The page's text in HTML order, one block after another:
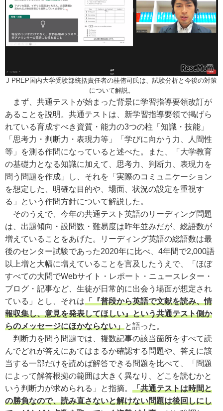
J PREP国内大学受験部統括責任者の桂侑司氏は、試験分析と今後の対策
について解説。
まず、共通テストが始まった背景に学習指導要領改訂が
あることを説明。共通テストは、新学習指導要領で掲げら
れている育成すべき資質・能力の3つの柱「知識・技能」
「思考力・判断力・表現力等」「学びに向かう力、人間性
等」を測る作問になっていると述べた。また、「大学教育
の基礎力となる知識に加えて、思考力、判断力、表現力を
問う問題を作成」し、それを「実際のコミュニケーション
を想定した、明確な目的や、場面、状況の設定を重視す
る」という作問方針について解説した。
そのうえで、今年の共通テスト英語のリーディング問題
は、出題傾向・設問数・難易度は昨年並みだが、総語数が
増えていることをあげた。リーディング英語の総語数は最
後のセンター試験であった2020年に比べ、4年間で2,000語
以上増と大幅に増えていることを言及したうえで、「ほぼ
すべての大問でWebサイト・レポート・ニュースレター・
ブログ・記事など、生徒が日常的に出会う場面が想定され
ている」とし、それは「『普段から英語で文献を読み、情
報収集し、意見を発表してほしい』という共通テスト側か
らのメッセージにほかならない」と語った。
判断力を問う問題では、複数記事の該当箇所をすべて読
んでどれが答えにあてはまるか確認する問題や、答えに該
当する一部だけを読めば解答できる問題を比べて、「問題
によって解答根拠の範囲は大きく異なり、どこを読むかと
いう判断力が求められる」と指摘。 「共通テストは時間と
の勝負なので、読み直さないと解けない問題は後回しにし